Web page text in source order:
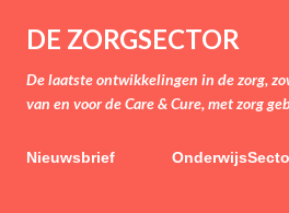
Doorgaan naar
DE ZORGSECTOR
De laatste ontwikkelingen in de zorg,
van en voor de Care & Cure, met zorg
Nieuwsbrief